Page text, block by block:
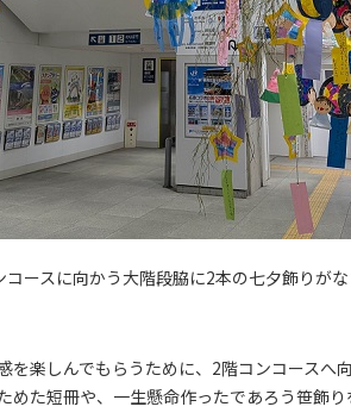
コースに向かう大階段脇に2本の七夕飾りがな
楽しんでもらうために、2階コンコースへ
めた短冊や、一生懸命作ったであろう笹飾り